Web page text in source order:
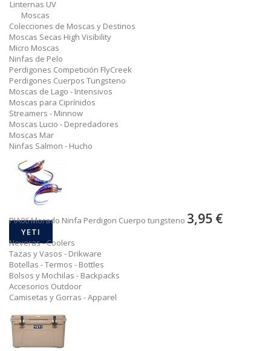
Linternas UV
Moscas
Colecciones de Moscas y Destinos
Moscas Secas High Visibility
Micro Moscas
Ninfas de Pelo
Perdigones Competición FlyCreek
Perdigones Cuerpos Tungsteno
Moscas de Lago - Intensivos
Moscas para Ciprínidos
Streamers - Minnow
Moscas Lucio - Depredadores
Moscas Mar
Ninfas Salmon - Hucho
PIA06 Morado Ninfa Perdigon Cuerpo tungsteno 3,95 €
YETI
Neveras - Coolers
Tazas y Vasos - Drikware
Botellas - Termos - Bottles
Bolsos y Mochilas - Backpacks
Accesorios Outdoor
Camisetas y Gorras - Apparel